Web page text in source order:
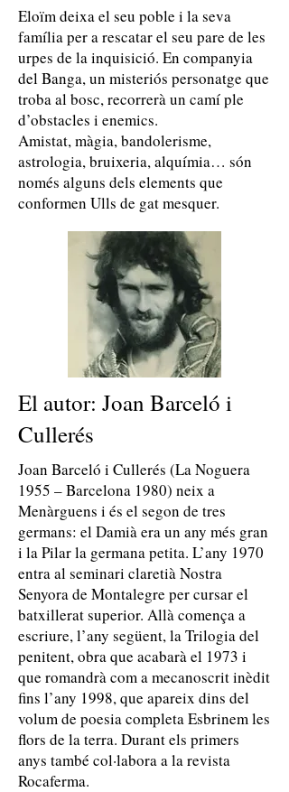
Eloïm deixa el seu poble i la seva
família per a rescatar el seu pare de les
urpes de la inquisició. En companyia
del Banga, un misteriós personatge que
troba al bosc, recorrerà un camí ple
d’obstacles i enemics.
Amistat, màgia, bandolerisme,
astrologia, bruixeria, alquímia… són
només alguns dels elements que
conformen Ulls de gat mesquer.
El autor: Joan Barceló i
Cullerés
Joan Barceló i Cullerés (La Noguera
1955 – Barcelona 1980) neix a
Menàrguens i és el segon de tres
germans: el Damià era un any més gran
i la Pilar la germana petita. L’any 1970
entra al seminari claretià Nostra
Senyora de Montalegre per cursar el
batxillerat superior. Allà comença a
escriure, l’any següent, la Trilogia del
penitent, obra que acabarà el 1973 i
que romandrà com a mecanoscrit inèdit
fins l’any 1998, que apareix dins del
volum de poesia completa Esbrinem les
flors de la terra. Durant els primers
anys també col·labora a la revista
Rocaferma.